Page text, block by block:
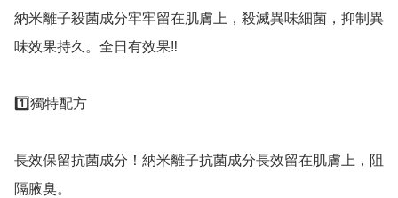
納米離子殺菌成分牢牢留在肌膚上，殺滅異味細菌，抑制異
味效果持久。全日有效果‼️
1️⃣獨特配方
長效保留抗菌成分！納米離子抗菌成分長效留在肌膚上，阻
隔腋臭。